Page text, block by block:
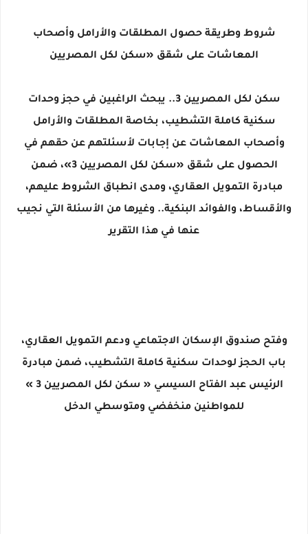
شروط وطريقة حصول المطلقات والأرامل وأصحاب
المعاشات على شقق «سكن لكل المصريين
سكن لكل المصريين 3.. يبحث الراغبين في حجز وحدات
سكنية كاملة التشطيب، بخاصة المطلقات والأرامل
وأصحاب المعاشات عن إجابات لأسئلتهم عن حقهم في
الحصول على شقق «سكن لكل المصريين 3»، ضمن
مبادرة التمويل العقاري، ومدى انطباق الشروط عليهم،
والأقساط، والفوائد البنكية.. وغيرها من الأسئلة التي نجيب
عنها في هذا التقرير
وفتح صندوق الإسكان الاجتماعي ودعم التمويل العقاري،
باب الحجز لوحدات سكنية كاملة التشطيب، ضمن مبادرة
الرئيس عبد الفتاح السيسي « سكن لكل المصريين 3 »
للمواطنين منخفضي ومتوسطي الدخل